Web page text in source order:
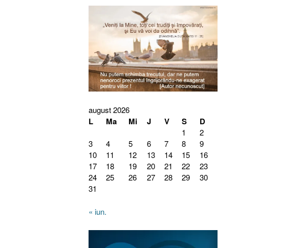
august 2026
L Ma Mi J V S D
1
2
3
4 5 6 7 8
9
10
11 12 13 14 15
16
17
18 19 20 21 22
23
24
25 26 27 28 29
30
31
« iun.